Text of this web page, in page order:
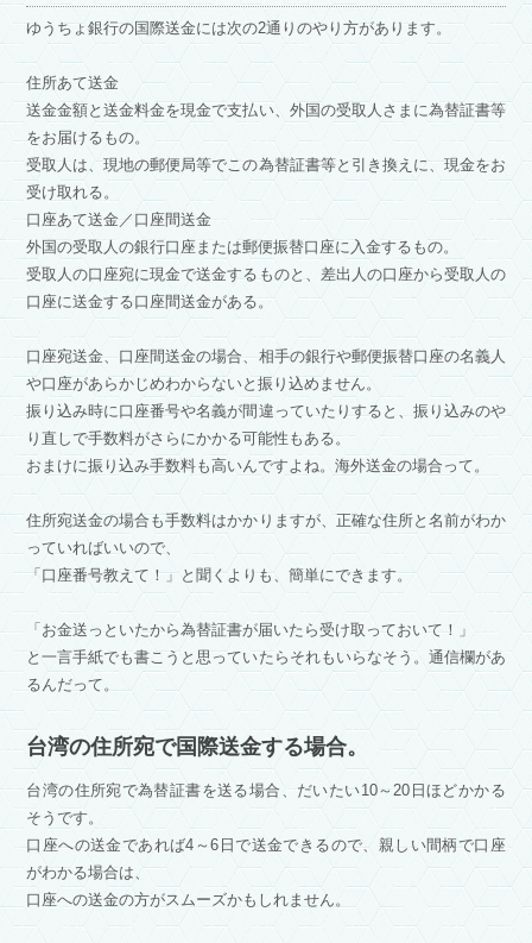
ゆうちょ銀行の国際送金には次の2通りのやり方があります。
住所あて送金
送金金額と送金料金を現金で支払い、外国の受取人さまに為替証書等
をお届けるもの。
受取人は、現地の郵便局等でこの為替証書等と引き換えに、現金をお
受け取れる。
口座あて送金／口座間送金
外国の受取人の銀行口座または郵便振替口座に入金するもの。
受取人の口座宛に現金で送金するものと、差出人の口座から受取人の
口座に送金する口座間送金がある。
口座宛送金、口座間送金の場合、相手の銀行や郵便振替口座の名義人
や口座があらかじめわからないと振り込めません。
振り込み時に口座番号や名義が間違っていたりすると、振り込みのや
り直しで手数料がさらにかかる可能性もある。
おまけに振り込み手数料も高いんですよね。海外送金の場合って。
住所宛送金の場合も手数料はかかりますが、正確な住所と名前がわか
っていればいいので、
「口座番号教えて！」と聞くよりも、簡単にできます。
「お金送っといたから為替証書が届いたら受け取っておいて！」
と一言手紙でも書こうと思っていたらそれもいらなそう。通信欄があ
るんだって。
台湾の住所宛で国際送金する場合。
台湾の住所宛で為替証書を送る場合、だいたい10～20日ほどかかる
そうです。
口座への送金であれば4～6日で送金できるので、親しい間柄で口座
がわかる場合は、
口座への送金の方がスムーズかもしれません。